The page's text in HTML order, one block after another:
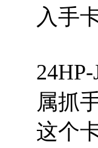
入手
属抓
这个